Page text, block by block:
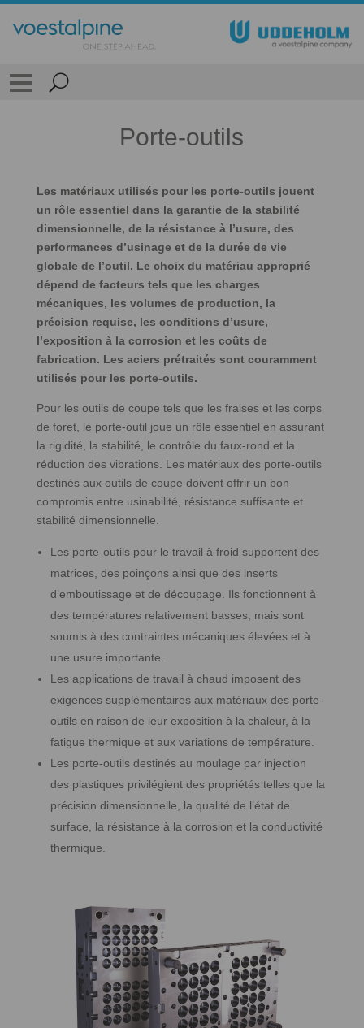
Porte-outils
Les matériaux utilisés pour les porte-outils jouent
un rôle essentiel dans la garantie de la stabilité
dimensionnelle, de la résistance à l’usure, des
performances d’usinage et de la durée de vie
globale de l’outil. Le choix du matériau approprié
dépend de facteurs tels que les charges
mécaniques, les volumes de production, la
précision requise, les conditions d’usure,
l’exposition à la corrosion et les coûts de
fabrication. Les aciers prétraités sont couramment
utilisés pour les porte-outils.
Pour les outils de coupe tels que les fraises et les corps
de foret, le porte-outil joue un rôle essentiel en assurant
la rigidité, la stabilité, le contrôle du faux-rond et la
réduction des vibrations. Les matériaux des porte-outils
destinés aux outils de coupe doivent offrir un bon
compromis entre usinabilité, résistance suffisante et
stabilité dimensionnelle.
Les porte-outils pour le travail à froid supportent des
matrices, des poinçons ainsi que des inserts
d’emboutissage et de découpage. Ils fonctionnent à
des températures relativement basses, mais sont
soumis à des contraintes mécaniques élevées et à
une usure importante.
Les applications de travail à chaud imposent des
exigences supplémentaires aux matériaux des porte-
outils en raison de leur exposition à la chaleur, à la
fatigue thermique et aux variations de température.
Les porte-outils destinés au moulage par injection
des plastiques privilégient des propriétés telles que la
précision dimensionnelle, la qualité de l’état de
surface, la résistance à la corrosion et la conductivité
thermique.